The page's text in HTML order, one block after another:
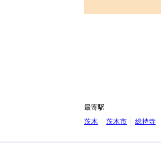
最寄駅
茨木
茨木市 総持寺